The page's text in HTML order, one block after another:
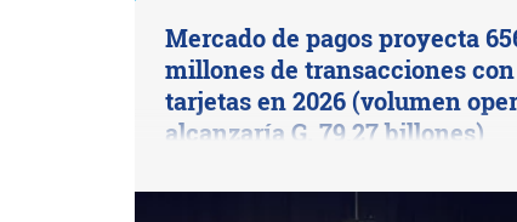
Mercado de pagos proyecta
millones de transacciones con
tarjetas en 2026 (volumen
alcanzaría G. 79,27 billones)